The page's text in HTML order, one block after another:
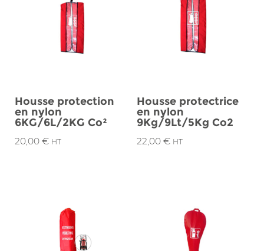
Housse protection
en nylon
6KG/6L/2KG Co²
20,00 € HT
Housse protectrice
en nylon
9Kg/9Lt/5Kg Co2
22,00 € HT